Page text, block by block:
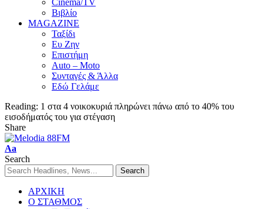
Βιβλίο
MAGAZINE
Ταξίδι
Ευ Ζην
Επιστήμη
Auto – Moto
Συνταγές & Άλλα
Εδώ Γελάμε
Reading: 1 στα 4 νοικοκυριά πληρώνει πάνω από το 40% του
εισοδήματός του για στέγαση
Share
Aa
Search
ΑΡΧΙΚΗ
Ο ΣΤΑΘΜΟΣ